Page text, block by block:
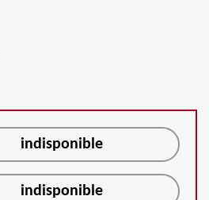
indisponible
indisponible